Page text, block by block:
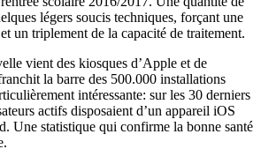
légers soucis techniques, forçant une
un triplement de la capacité de traitement.
vient des kiosques d’Apple et de
la barre des 500.000 installations
intéressante: sur les 30 derniers
actifs disposaient d’un appareil iOS
Une statistique qui confirme la bonne santé